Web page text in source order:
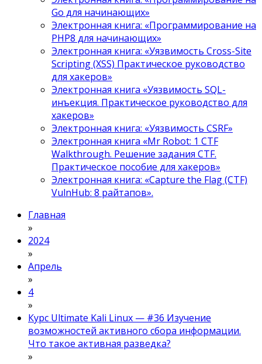
Go для начинающих»
Электронная книга: «Программирование на
PHP8 для начинающих»
Электронная книга: «Уязвимость Cross-Site
Scripting (XSS) Практическое руководство
для хакеров»
Электронная книга «Уязвимость SQL-
инъекция. Практическое руководство для
хакеров»
Электронная книга: «Уязвимость CSRF»
Электронная книга «Mr Robot: 1 CTF
Walkthrough. Решение задания CTF.
Практическое пособие для хакеров»
Электронная книга: «Capture the Flag (CTF)
VulnHub: 8 райтапов».
Главная
»
2024
»
Апрель
»
4
»
Курс Ultimate Kali Linux — #36 Изучение
возможностей активного сбора информации.
Что такое активная разведка?
»